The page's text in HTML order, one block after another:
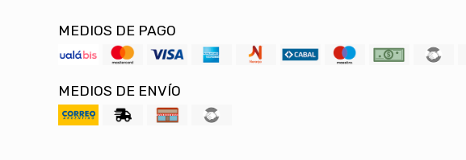
MEDIOS DE PAGO
MEDIOS DE ENVÍO